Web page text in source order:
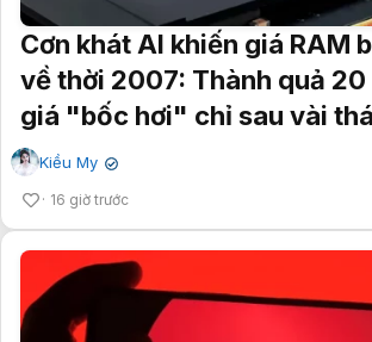
Cơn khát AI khiến giá RAM
về thời 2007: Thành quả 20
giá "bốc hơi" chỉ sau vài
Kiều My ✔
16 giờ trước